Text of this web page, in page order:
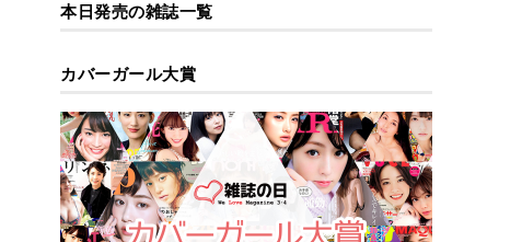
本日発売の雑誌一覧
カバーガール大賞